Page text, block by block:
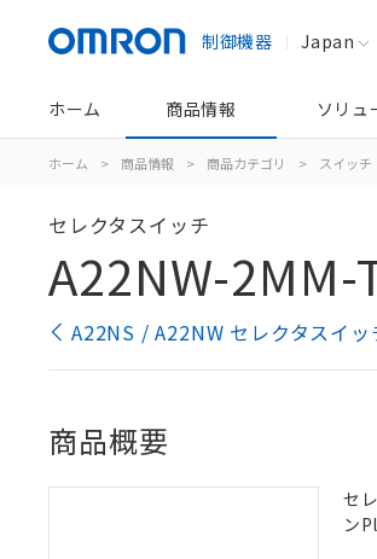
制御機器 Japan
ホーム 商品情報 ソリュ
ホーム > 商品情報 > 商品カテゴリ > スイッチ
セレクタスイッチ
A22NW-2MM-
A22NS / A22NW セレクタスイ
商品概要
セ
ン